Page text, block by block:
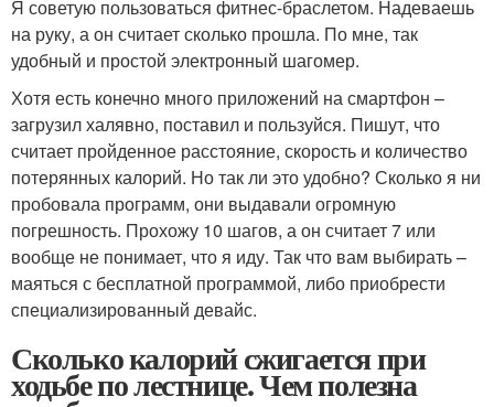
Я советую пользоваться фитнес-браслетом. Надеваешь
на руку, а он считает сколько прошла. По мне, так
удобный и простой электронный шагомер.
Хотя есть конечно много приложений на смартфон –
загрузил халявно, поставил и пользуйся. Пишут, что
считает пройденное расстояние, скорость и количество
потерянных калорий. Но так ли это удобно? Сколько я ни
пробовала программ, они выдавали огромную
погрешность. Прохожу 10 шагов, а он считает 7 или
вообще не понимает, что я иду. Так что вам выбирать –
маяться с бесплатной программой, либо приобрести
специализированный девайс.
Сколько калорий сжигается при
ходьбе по лестнице. Чем полезна